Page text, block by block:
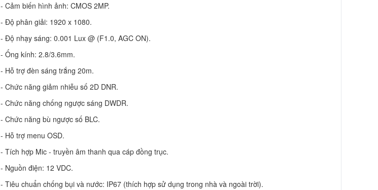
- Cảm biến hình ảnh: CMOS 2MP.
- Độ phân giải: 1920 x 1080.
- Độ nhạy sáng: 0.001 Lux @ (F1.0, AGC ON).
- Ống kính: 2.8/3.6mm.
- Hỗ trợ đèn sáng trắng 20m.
- Chức năng giảm nhiễu số 2D DNR.
- Chức năng chống ngược sáng DWDR.
- Chức năng bù ngược số BLC.
- Hỗ trợ menu OSD.
- Tích hợp Mic - truyền âm thanh qua cáp đồng trục.
- Nguồn điện: 12 VDC.
- Tiêu chuẩn chống bụi và nước: IP67 (thích hợp sử dụng trong nhà và ngoài trời).